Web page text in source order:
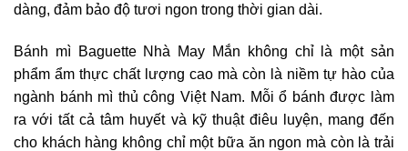
dàng, đảm bảo độ tươi ngon trong thời gian dài.
Bánh mì Baguette Nhà May Mắn không chỉ là một sản
phẩm ẩm thực chất lượng cao mà còn là niềm tự hào của
ngành bánh mì thủ công Việt Nam. Mỗi ổ bánh được làm
ra với tất cả tâm huyết và kỹ thuật điêu luyện, mang đến
cho khách hàng không chỉ một bữa ăn ngon mà còn là trải